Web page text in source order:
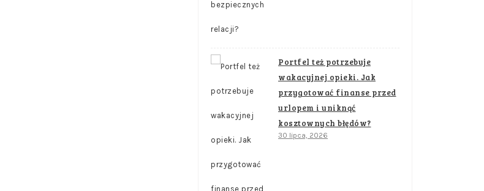
Portfel też potrzebuje
wakacyjnej opieki. Jak
przygotować finanse przed
urlopem i uniknąć
kosztownych błędów?
30 lipca, 2026